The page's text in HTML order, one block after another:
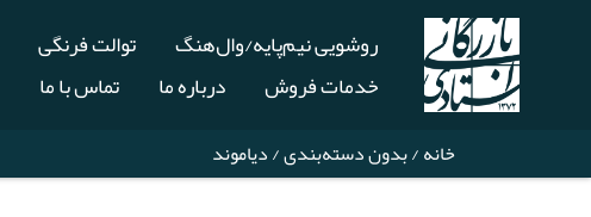
روشویی نیم‌پایه/وال‌هنگ توالت فرنگی
خدمات فروش
درباره ما تماس با ما
خانه/بدون دسته‌بندی/ دیاموند